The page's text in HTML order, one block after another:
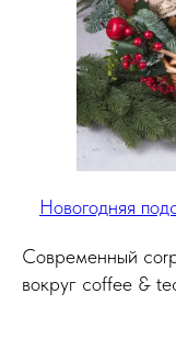
Новогодняя
Современный
вокруг coffee &